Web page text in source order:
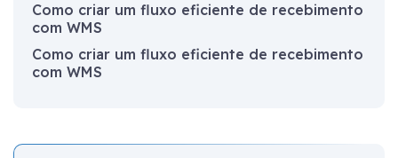
Como criar um fluxo eficiente de recebimento
com WMS
Como criar um fluxo eficiente de recebimento
com WMS